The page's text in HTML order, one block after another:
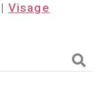
| Visage